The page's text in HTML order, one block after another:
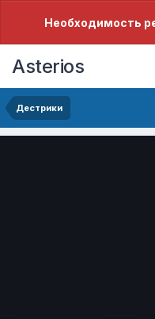
Необходимость
Asterios
Дестрики